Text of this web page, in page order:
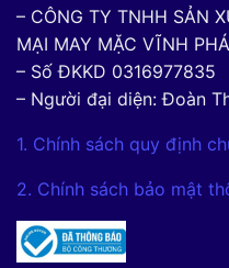
– CÔNG TY TNHH SẢN
MẠI MAY MẶC VĨNH
– Số ĐKKD 0316977835
– Người đại diện: Đoàn
1. Chính sách quy định
2. Chính sách bảo mật